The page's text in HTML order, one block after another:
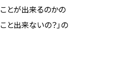
とが出来るのかの
と出来ないの？」の